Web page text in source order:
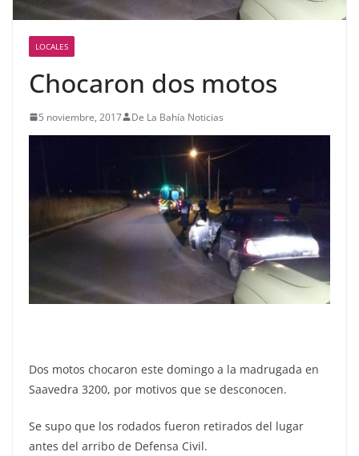
LOCALES
Chocaron dos motos
5 noviembre, 2017 De La Bahía Noticias
Dos motos chocaron este domingo a la madrugada en
Saavedra 3200, por motivos que se desconocen.
Se supo que los rodados fueron retirados del lugar
antes del arribo de Defensa Civil.